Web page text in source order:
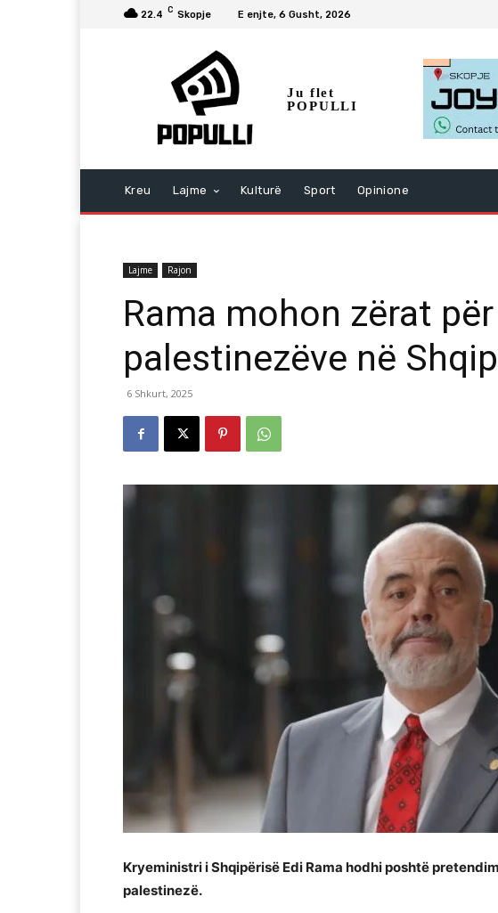
22.4 C Skopje E enjte, 6 Gusht, 2026
Ju flet
POPULLI
Kreu Lajme Kulturë Sport Opinione
Lajme Rajon
Rama mohon zërat
palestinezëve në
6 Shkurt, 2025
Kryeministri i Shqipërisë Edi Rama hodhi poshtë
palestinezë.